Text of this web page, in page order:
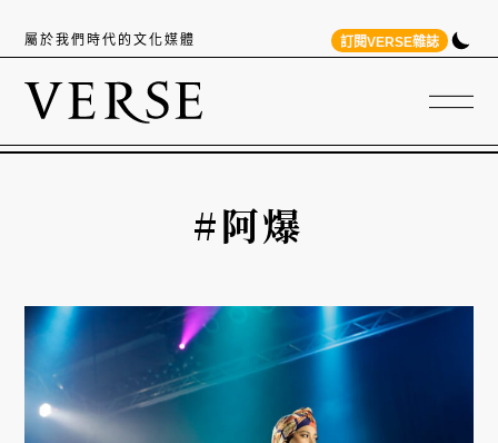
屬於我們時代的文化媒體 訂閱VERSE雜誌
#阿爆